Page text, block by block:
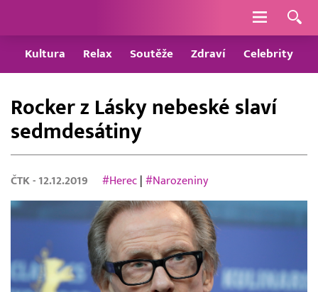
Navigace
Kultura Relax Soutěže Zdraví Celebrity
Rocker z Lásky nebeské slaví
sedmdesátiny
ČTK - 12.12.2019 #Herec |#Narozeniny